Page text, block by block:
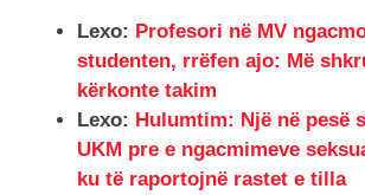
Lexo: Profesori në MV
studenten, rrëfen ajo: Më
kërkonte takim
Lexo: Hulumtim: Një në pesë
UKM pre e ngacmimeve
ku të raportojnë rastet e tilla